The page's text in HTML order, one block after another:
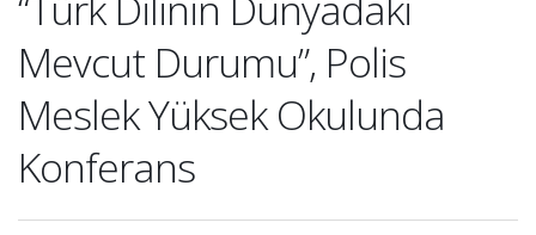
Mevcut Durumu”, Polis
Meslek Yüksek Okulunda
Konferans